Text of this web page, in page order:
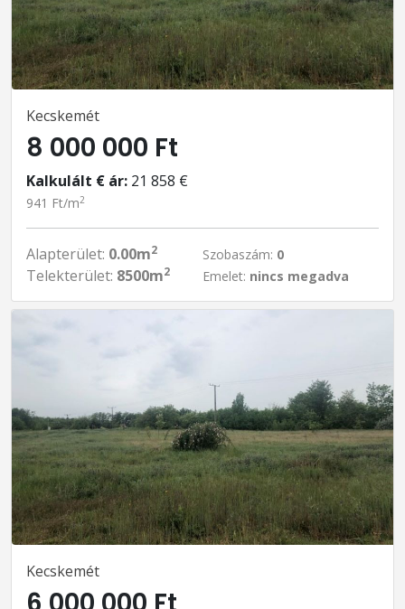
Kecskemét
8 000 000 Ft
Kalkulált € ár: 21 858 €
941 Ft/m2
Alapterület: 0.00m2
Telekterület: 8500m2
Szobaszám: 0
Emelet: nincs megadva
Kecskemét